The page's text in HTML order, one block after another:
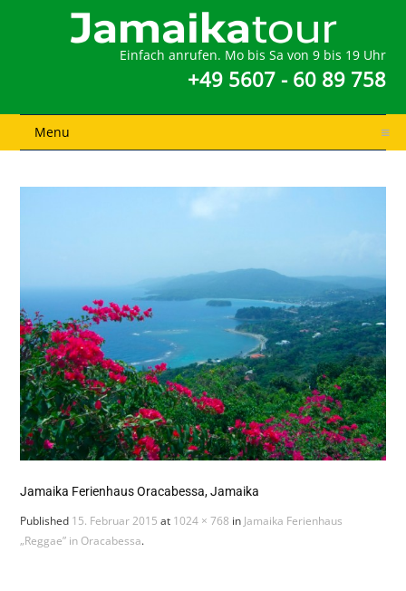
Einfach anrufen. Mo bis Sa von 9 bis 19 Uhr
+49 5607 - 60 89 758
Menu
Jamaika Ferienhaus Oracabessa, Jamaika
Published 15. Februar 2015 at 1024 × 768 in Jamaika Ferienhaus
„Reggae” in Oracabessa.